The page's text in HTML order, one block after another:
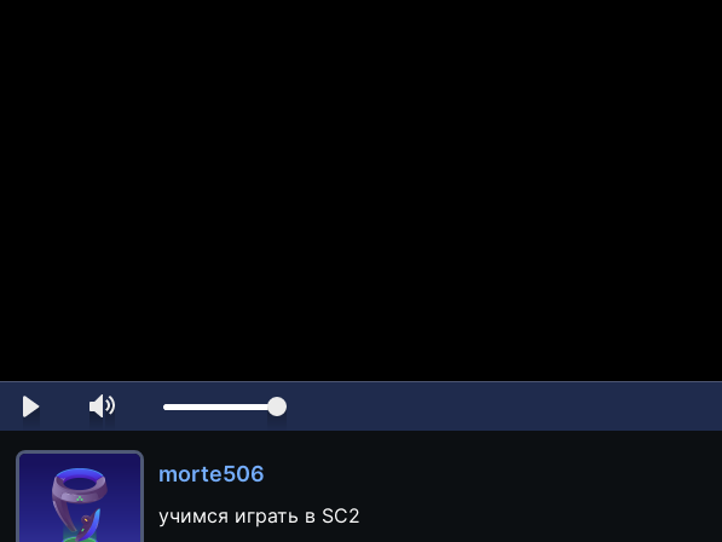
morte506
учимся играть в SC2